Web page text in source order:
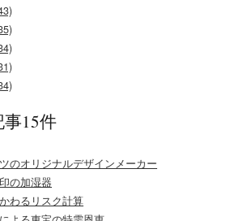
15件
のオリジナルデザインメーカー
の加湿器
わるリスク計算